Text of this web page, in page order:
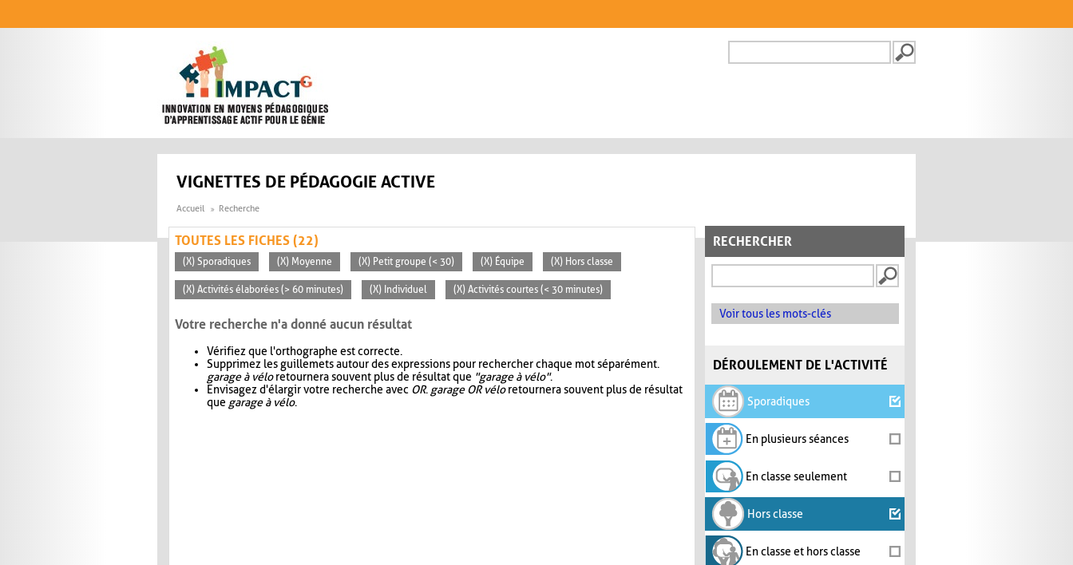
FORMULAIRE DE
VIGNETTES DE PÉDAGOGIE ACTIVE
Accueil Recherche
RECHERCHER
Voir tous les mots-clés
DÉROULEMENT DE L'ACTIVITÉ
Sporadiques
En plusieurs séances
En classe seulement
Hors classe
En classe et hors classe
TOUTES LES FICHES (22)
(X) Sporadiques (X) Moyenne (X) Petit groupe (< 30) (X) Équipe (X) Hors classe
(X) Activités élaborées (> 60 minutes) (X) Individuel (X) Activités courtes (< 30 minutes)
Votre recherche n'a donné aucun résultat
Vérifiez que l'orthographe est correcte.
Supprimez les guillemets autour des expressions pour rechercher chaque mot séparément.
garage à véloretournera souvent plus de résultat que "garage à vélo".
Envisagez d'élargir votre recherche avec OR. garage OR véloretournera souvent plus de résultat
que garage à vélo.